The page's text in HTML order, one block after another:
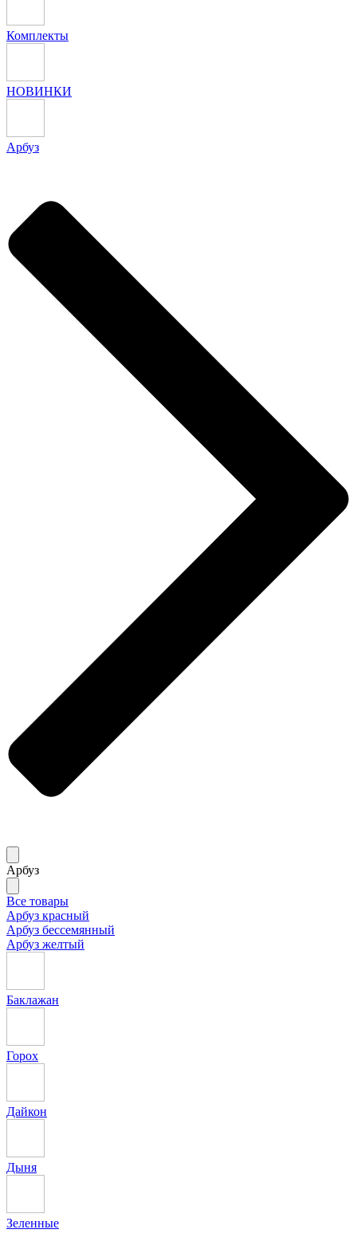
Комплекты
НОВИНКИ
Арбуз
Арбуз
Все товары
Арбуз красный
Арбуз бессемянный
Арбуз желтый
Баклажан
Горох
Дайкон
Дыня
Зеленные